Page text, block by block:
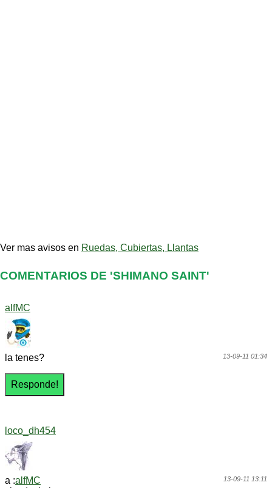
Ver mas avisos en Ruedas, Cubiertas, Llantas
COMENTARIOS DE 'SHIMANO SAINT'
alfMC
13-09-11 01:34
la tenes?
loco_dh454
13-09-11 13:11
a :alfMC